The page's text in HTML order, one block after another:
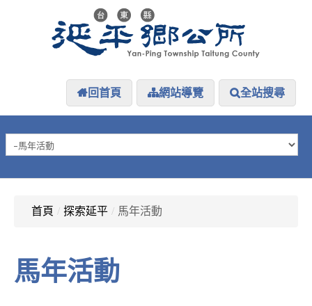
回首頁 網站導覽 全站搜尋
延平介紹
資訊公開
探索延平
首頁 / 探索延平 / 馬年活動
馬年活動